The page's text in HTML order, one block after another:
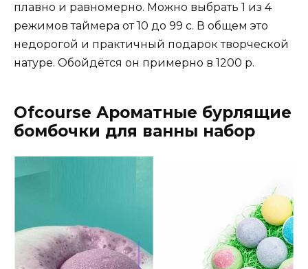
плавно и равномерно. Можно выбрать 1 из 4
режимов таймера от 10 до 99 с. В общем это
недорогой и практичный подарок творческой
натуре. Обойдётся он примерно в 1200 р.
Ofcourse Ароматные бурлящие
бомбочки для ванны набор